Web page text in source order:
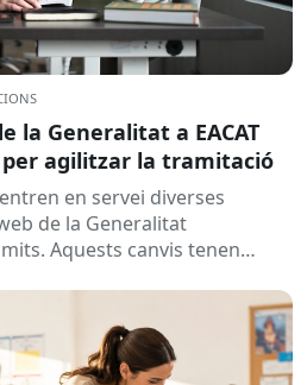
la Generalitat a EACAT
agilitzar la tramitació
en servei diverses
de la Generalitat
Aquests canvis tenen